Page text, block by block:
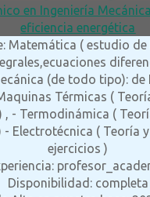
en Ingeniería
eficiencia energética
Matemática ( estudio
(de todo tipo): de
Térmicas (
, - Termodinámica (
- Electrotécnica ( Teoría
ejercicios )
Disponibilidad: completa